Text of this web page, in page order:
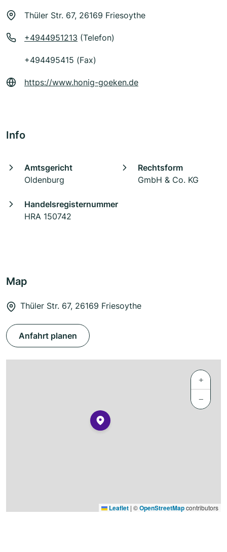
Thüler Str. 67, 26169 Friesoythe
+4944951213 (Telefon)
+494495415 (Fax)
https://www.honig-goeken.de
Info
Amtsgericht
Oldenburg
Rechtsform
GmbH & Co. KG
Handelsregisternummer
HRA 150742
Map
Thüler Str. 67, 26169 Friesoythe
Anfahrt planen
+
−
Leaflet | ©OpenStreetMapcontributors